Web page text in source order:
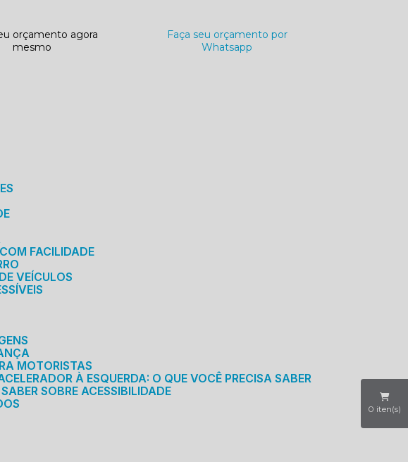
orçamento agora
mesmo
Faça seu orçamento por
Whatsapp
FACILIDADE
VEÍCULOS
MOTORISTAS
ACELERADOR À ESQUERDA: O QUE VOCÊ PRECISA SABER
SOBRE ACESSIBILIDADE
0 iten(s)